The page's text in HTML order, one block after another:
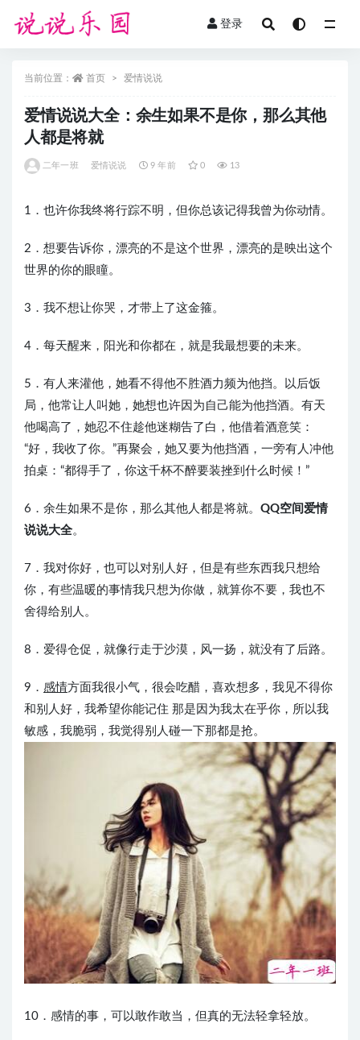
登录
当前位置： 首页 爱情说说
爱情说说大全：余生如果不是你，那么其他
人都是将就
二年一班 爱情说说 9 年前 0 13
1．也许你我终将行踪不明，但你总该记得我曾为你动情。
2．想要告诉你，漂亮的不是这个世界，漂亮的是映出这个
世界的你的眼瞳。
3．我不想让你哭，才带上了这金箍。
4．每天醒来，阳光和你都在，就是我最想要的未来。
5．有人来灌他，她看不得他不胜酒力频为他挡。以后饭
局，他常让人叫她，她想也许因为自己能为他挡酒。有天
他喝高了，她忍不住趁他迷糊告了白，他借着酒意笑：
“好，我收了你。”再聚会，她又要为他挡酒，一旁有人冲他
拍桌：“都得手了，你这千杯不醉要装挫到什么时候！”
6．余生如果不是你，那么其他人都是将就。 QQ空间爱情
说说大全。
7．我对你好，也可以对别人好，但是有些东西我只想给
你，有些温暖的事情我只想为你做，就算你不要，我也不
舍得给别人。
8．爱得仓促，就像行走于沙漠，风一扬，就没有了后路。
9． 感情方面我很小气，很会吃醋，喜欢想多，我见不得你
和别人好，我希望你能记住 那是因为我太在乎你，所以我
敏感，我脆弱，我觉得别人碰一下那都是抢。
10．感情的事，可以敢作敢当，但真的无法轻拿轻放。